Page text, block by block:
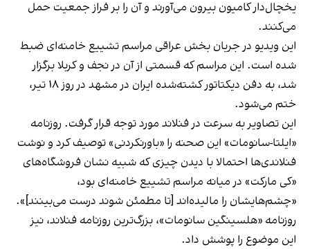
یخچال‌دار کامیون بیرون می‌آورند و آن را بر فراز جمعیت حمل
می‌کنند.
این ویدیو در جریان بخش عراقی مراسم تشییع خامنه‌ای ضبط
شده است. این مراسم که قسمتی از آن در نجف و کربلا برگزار
شد، به دفن دیکتاتور کشته‌شده ایران
در مشهد در روز ۱۸ تیر،
ختم می‌شود.
این تصاویر به سرعت در فنلاند مورد توجه قرار گرفت. روزنامه
«ایلتا-سانومات» این صحنه را «باورنکردنی» توصیف کرد و نوشت
فنلاندی‌ها احتمالا با دیدن چیزی که شبیه نشان فروشگاه‌های
«کی مارکت» در میانه مراسم تشییع خامنه‌ای بود،
«چشم‌هایشان را مالیده‌اند [تا مطمئن شوند درست می‌بینند]».
روزنامه «هلسینگین سانومات»، بزرگ‌ترین روزنامه فنلاند، نیز
این موضوع را پوشش داد.